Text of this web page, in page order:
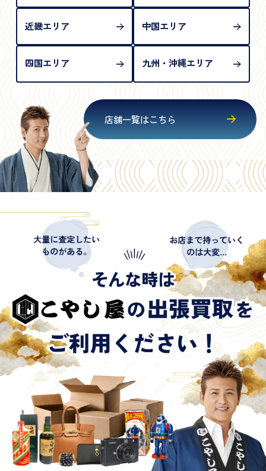
近畿エリア 中国エリア
四国エリア 九州・沖縄エリア
店舗一覧はこちら